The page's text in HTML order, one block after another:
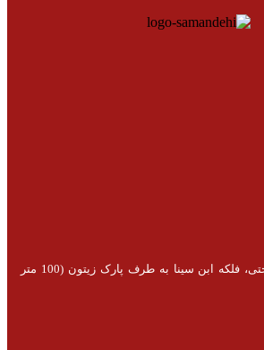
تبریز، ولیعصر، خیابان تختی، فلکه ابن سینا به طرف پارک زیتون (100 متر